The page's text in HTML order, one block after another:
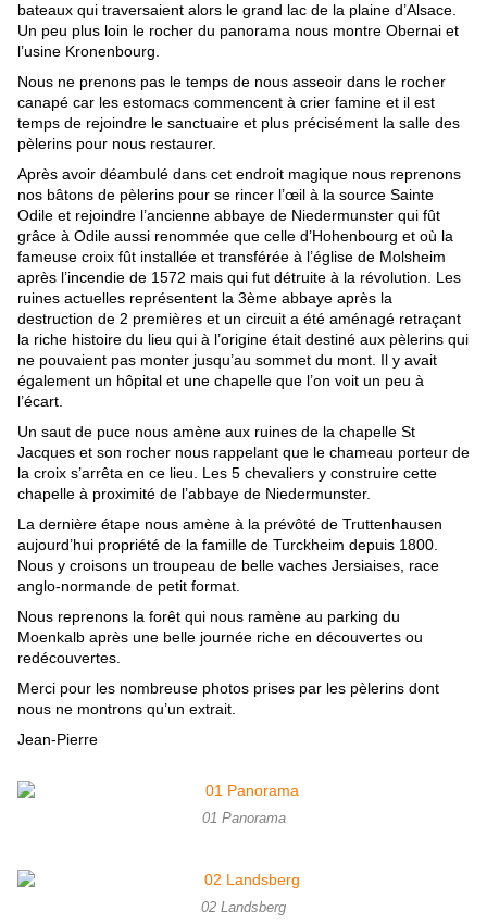
bateaux qui traversaient alors le grand lac de la plaine d’Alsace.
Un peu plus loin le rocher du panorama nous montre Obernai et
l’usine Kronenbourg.
Nous ne prenons pas le temps de nous asseoir dans le rocher
canapé car les estomacs commencent à crier famine et il est
temps de rejoindre le sanctuaire et plus précisément la salle des
pèlerins pour nous restaurer.
Après avoir déambulé dans cet endroit magique nous reprenons
nos bâtons de pèlerins pour se rincer l’œil à la source Sainte
Odile et rejoindre l’ancienne abbaye de Niedermunster qui fût
grâce à Odile aussi renommée que celle d’Hohenbourg et où la
fameuse croix fût installée et transférée à l’église de Molsheim
après l’incendie de 1572 mais qui fut détruite à la révolution. Les
ruines actuelles représentent la 3ème abbaye après la
destruction de 2 premières et un circuit a été aménagé retraçant
la riche histoire du lieu qui à l’origine était destiné aux pèlerins qui
ne pouvaient pas monter jusqu’au sommet du mont. Il y avait
également un hôpital et une chapelle que l’on voit un peu à
l’écart.
Un saut de puce nous amène aux ruines de la chapelle St
Jacques et son rocher nous rappelant que le chameau porteur de
la croix s’arrêta en ce lieu. Les 5 chevaliers y construire cette
chapelle à proximité de l’abbaye de Niedermunster.
La dernière étape nous amène à la prévôté de Truttenhausen
aujourd’hui propriété de la famille de Turckheim depuis 1800.
Nous y croisons un troupeau de belle vaches Jersiaises, race
anglo-normande de petit format.
Nous reprenons la forêt qui nous ramène au parking du
Moenkalb après une belle journée riche en découvertes ou
redécouvertes.
Merci pour les nombreuse photos prises par les pèlerins dont
nous ne montrons qu’un extrait.
Jean-Pierre
01 Panorama
02 Landsberg